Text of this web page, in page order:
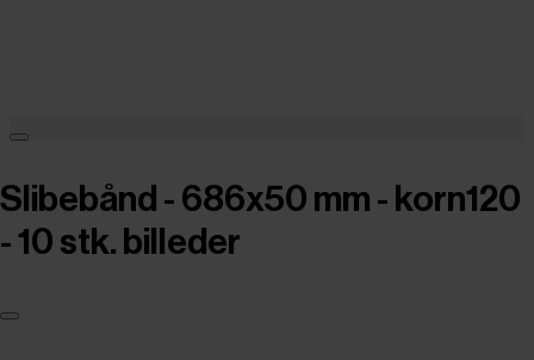
Slibebånd - 686x50 mm - korn120
- 10 stk. billeder